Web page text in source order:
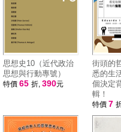
思想史10（近代政治
思想與行動專號）
特價 65 折, 390元
街頭的
悉的生
個決定
輯！
特價 7